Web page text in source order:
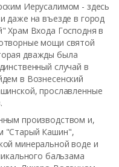
Иерусалимом - здесь
даже на въезде в город
Храм Входа Господня в
мощи святой
дважды была
случай в
в Вознесенский
прославленные
производством и,
"Старый Кашин",
минеральной воде и
бальзама